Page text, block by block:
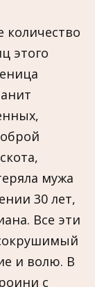
количество
этого
мужа
30 лет,
Все эти
и волю. В
с